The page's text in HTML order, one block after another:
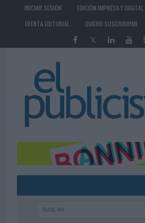
INICIAR SESIÓN EDICIÓN IMPRESA Y DIGITAL
OFERTA EDITORIAL
QUIERO SUSCRIBIRME